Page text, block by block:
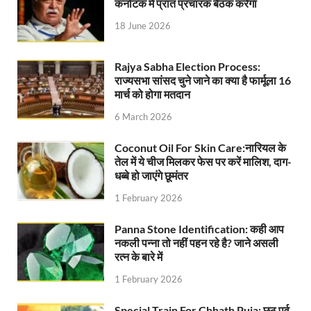
UP Ayush App: योगी सरकार जल्द लांच करेगी आयुष एप,
CM Yogi Gift: मुख्यमंत्री योगी आदित्यनाथ ने लघु व सीमांत
Yuwa Sahkar Sammelan: मुख्यमंत्री ने डीएम वाराणसी
Delhi Air Pollution: फेफड़ों के लिए कितनी खतरनाक हुई
UP Cough Syrup Issue: कोडीन युक्त कफ सिरप मामले
कर्नाटक में प्रांत प्रचारक बैठक करेगा
18 June 2026
Rajya Sabha Election Process:
राज्यसभा सांसद चुने जाने का क्या है फार्मूला 16
मार्च को होगा मतदान
6 March 2026
Coconut Oil For Skin Care:नारियल के
तेल में ये चीज मिलकर फेस पर करें मालिश, दाग-
धब्बे हो जाएंगे छूमंतर
1 February 2026
Panna Stone Identification: कही आप
नकली पन्ना तो नहीं पहन रहे है? जाने असली
रत्न के बारे में
1 February 2026